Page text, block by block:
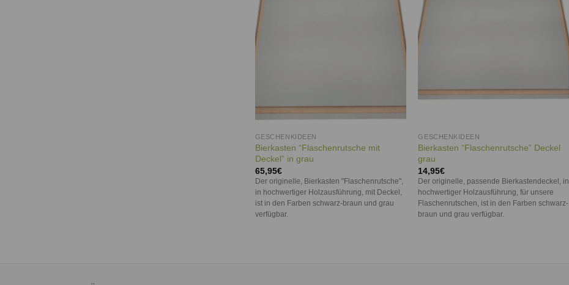
GESCHENKIDEEN
Bierkasten “Flaschenrutsche mit
Deckel” in grau
65,95€
Der originelle, Bierkasten "Flaschenrutsche",
in hochwertiger Holzausführung, mit Deckel,
ist in den Farben schwarz-braun und grau
verfügbar.
GESCHENKIDEEN
Bierkasten “Flaschenrutsche” Deckel
grau
14,95€
Der originelle, passende Bierkastendeckel, in
hochwertiger Holzausführung, für unsere
Flaschenrutschen, ist in den Farben schwarz-
braun und grau verfügbar.